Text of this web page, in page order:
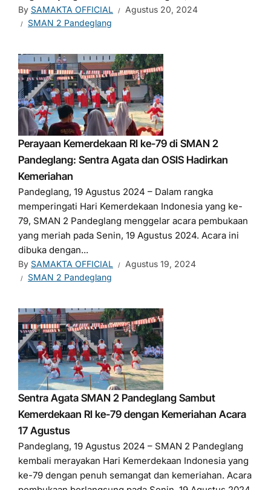
By SAMAKTA OFFICIAL
Agustus 20, 2024
SMAN 2 Pandeglang
Perayaan Kemerdekaan RI ke-79 di SMAN 2
Pandeglang: Sentra Agata dan OSIS Hadirkan
Kemeriahan
Pandeglang, 19 Agustus 2024 – Dalam rangka
memperingati Hari Kemerdekaan Indonesia yang ke-
79, SMAN 2 Pandeglang menggelar acara pembukaan
yang meriah pada Senin, 19 Agustus 2024. Acara ini
dibuka dengan...
By SAMAKTA OFFICIAL
Agustus 19, 2024
SMAN 2 Pandeglang
Sentra Agata SMAN 2 Pandeglang Sambut
Kemerdekaan RI ke-79 dengan Kemeriahan Acara
17 Agustus
Pandeglang, 19 Agustus 2024 – SMAN 2 Pandeglang
kembali merayakan Hari Kemerdekaan Indonesia yang
ke-79 dengan penuh semangat dan kemeriahan. Acara